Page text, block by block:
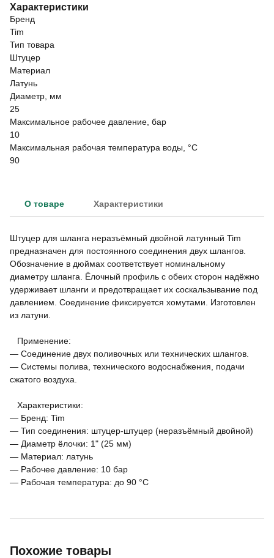
Характеристики
Бренд
Tim
Тип товара
Штуцер
Материал
Латунь
Диаметр, мм
25
Максимальное рабочее давление, бар
10
Максимальная рабочая температура воды, °C
90
О товаре Характеристики
Штуцер для шланга неразъёмный двойной латунный Tim
предназначен для постоянного соединения двух шлангов.
Обозначение в дюймах соответствует номинальному
диаметру шланга. Ёлочный профиль с обеих сторон надёжно
удерживает шланги и предотвращает их соскальзывание под
давлением. Соединение фиксируется хомутами. Изготовлен
из латуни.
Применение:
— Соединение двух поливочных или технических шлангов.
— Системы полива, технического водоснабжения, подачи
сжатого воздуха.
Характеристики:
— Бренд: Tim
— Тип соединения: штуцер-штуцер (неразъёмный двойной)
— Диаметр ёлочки: 1" (25 мм)
— Материал: латунь
— Рабочее давление: 10 бар
— Рабочая температура: до 90 °С
Похожие товары